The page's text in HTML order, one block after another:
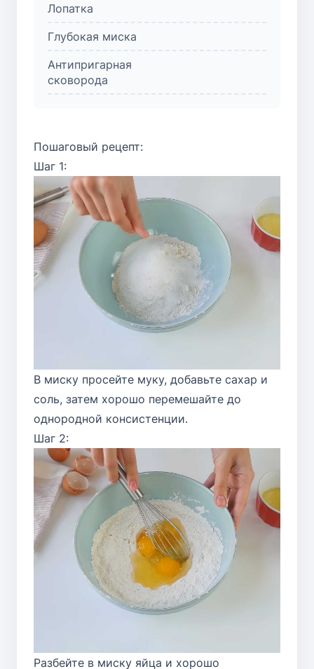
Лопатка
Глубокая миска
Антипригарная
сковорода
Пошаговый рецепт:
Шаг 1:
В миску просейте муку, добавьте сахар и
соль, затем хорошо перемешайте до
однородной консистенции.
Шаг 2:
Разбейте в миску яйца и хорошо